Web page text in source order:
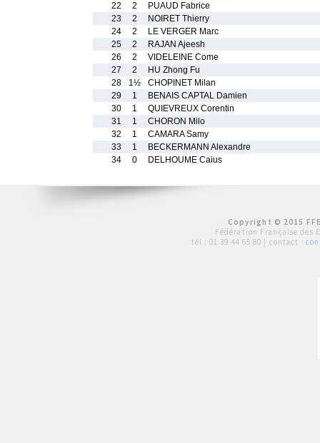
22
2
PUAUD Fabrice
23
2
NOIRET Thierry
24
2
LE VERGER Marc
25
2
RAJAN Ajeesh
26
2
VIDELEINE Come
27
2
HU Zhong Fu
28
1½
CHOPINET Milan
29
1
BENAIS CAPTAL Damien
30
1
QUIEVREUX Corentin
31
1
CHORON Milo
32
1
CAMARA Samy
33
1
BECKERMANN Alexandre
34
0 DELHOUME Caius
Copyright © 2015
Fédération Française des
tél : 01 39 44 65 80 | contact :